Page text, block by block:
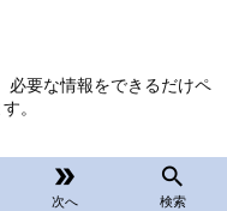
必要な情報をできるだけペ
。

次へ

検索